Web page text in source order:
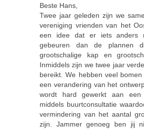
Beste Hans,
Twee jaar geleden zijn we
vereniging vrienden van het
een idee dat er iets anders
gebeuren dan de plannen
grootschalige kap en
Inmiddels zijn we twee jaar
bereikt. We hebben veel
een verandering van het
wordt hard gewerkt aan een
middels buurtconsultatie
vermindering van het aantal
zijn. Jammer genoeg ben jij